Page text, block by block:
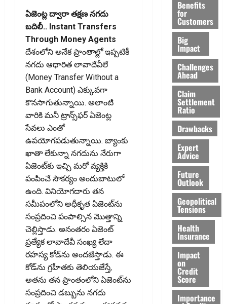
ఏజెంట్ల ద్వారా తక్షణ నగదు
బదిలీ.. Instant Transfers
Through Money Agents
దేశంలోని అనేక ప్రాంతాల్లో ఇప్పటికీ
నగదు ఆధారిత లావాదేవీలే
(Money Transfer Without a
Bank Account) ఎక్కువగా
కొనసాగుతున్నాయి. అలాంటి
వారికి మనీ ట్రాన్స్‌ఫర్‌ ఏజెంట్ల
సేవలు ఎంతో
ఉపయోగపడుతున్నాయి. బ్యాంకు
ఖాతా లేకున్నా నగదును నేరుగా
ఏజెంట్‌కు ఇచ్చి మరో వ్యక్తికి
పంపించే సౌకర్యం అందుబాటులో
ఉంది. వినియోగదారు తన
సమీపంలోని అధీకృత ఏజెంట్‌ను
సంప్రదించి పంపాల్సిన మొత్తాన్ని
చెల్లిస్తాడు. అనంతరం ఏజెంట్‌
ప్రత్యేక లావాదేవీ సంఖ్య లేదా
రహస్య కోడ్‌ను అందజేస్తాడు. ఈ
కోడ్‌ను గ్రహీతకు తెలియజేస్తే,
అతను తన ప్రాంతంలోని ఏజెంట్‌ను
సంప్రదించి డబ్బును నగదు
Benefits
for
Customers
Big
Impact
Challenges
Ahead
Claim
Settlement
Ratio
Drawbacks
Expert
Advice
Future
Outlook
Geopolitical
Tensions
Health
Insurance
Impact
on
Credit
Score
Importance